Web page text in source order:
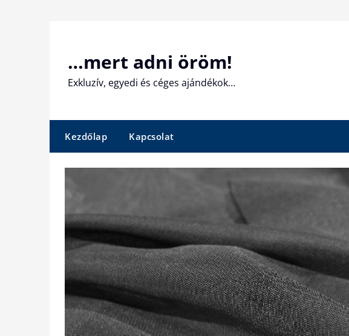
…mert adni öröm!
Exkluzív, egyedi és céges ajándékok…
Kezdőlap Kapcsolat